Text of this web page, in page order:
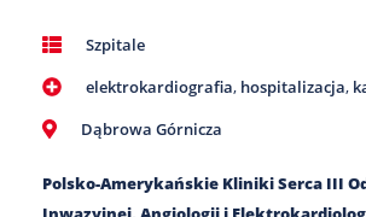
Szpitale
elektrokardiografia, hospitalizacja,
Dąbrowa Górnicza
Polsko-Amerykańskie Kliniki Serca III